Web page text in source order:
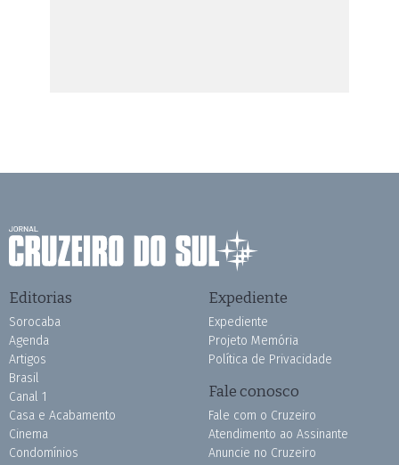
Editorias
Sorocaba
Agenda
Artigos
Brasil
Canal 1
Casa e Acabamento
Cinema
Condomínios
Expediente
Expediente
Projeto Memória
Política de Privacidade
Fale conosco
Fale com o Cruzeiro
Atendimento ao Assinante
Anuncie no Cruzeiro